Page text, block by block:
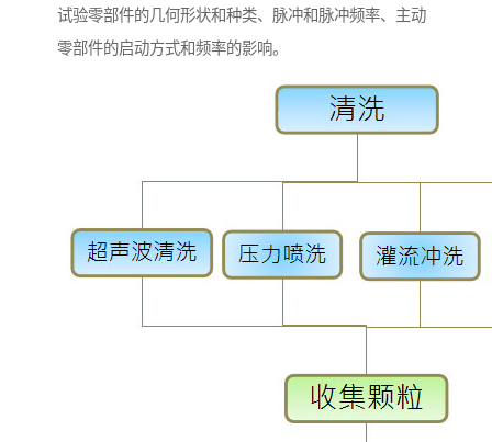
试验零部件的几何形状和种类、脉冲和脉冲频率、主动
零部件的启动方式和频率的影响。